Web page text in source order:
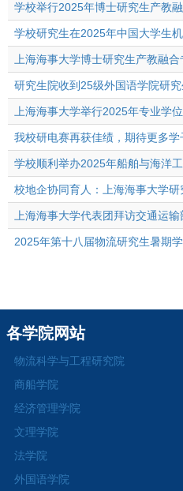
各学院网站
物流科学与工程研究院
商船学院
经济管理学院
文理学院
法学院
外国语学院